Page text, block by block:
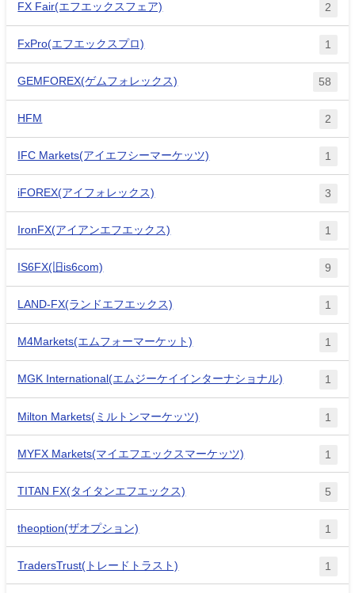
FX Fair(エフエックスフェア) 2
FxPro(エフエックスプロ) 1
GEMFOREX(ゲムフォレックス) 58
HFM 2
IFC Markets(アイエフシーマーケッツ) 1
iFOREX(アイフォレックス) 3
IronFX(アイアンエフエックス) 1
IS6FX(旧is6com) 9
LAND-FX(ランドエフエックス) 1
M4Markets(エムフォーマーケット) 1
MGK International(エムジーケイインターナショナル) 1
Milton Markets(ミルトンマーケッツ) 1
MYFX Markets(マイエフエックスマーケッツ) 1
TITAN FX(タイタンエフエックス) 5
theoption(ザオプション) 1
TradersTrust(トレードトラスト) 1